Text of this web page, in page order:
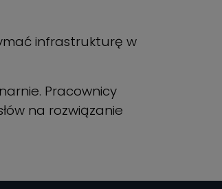
infrastrukturę w
Pracownicy
na rozwiązanie